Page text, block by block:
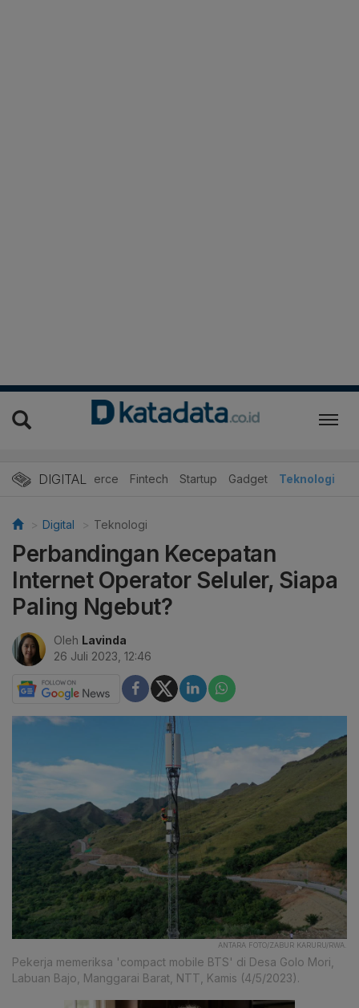
DIGITAL
E-Commerce Fintech Startup Gadget Teknologi
Digital Teknologi
Perbandingan Kecepatan
Internet Operator Seluler, Siapa
Paling Ngebut?
Oleh Lavinda
26 Juli 2023, 12:46
ANTARA FOTO/ZABUR KARURU/RWA.
Pekerja memeriksa 'compact mobile BTS' di Desa Golo Mori,
Labuan Bajo, Manggarai Barat, NTT, Kamis (4/5/2023).